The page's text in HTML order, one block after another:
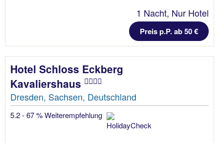
1 Nacht, Nur Hotel
Preis p.P. ab 50 €
Hotel Schloss Eckberg
Kavaliershaus
Dresden, Sachsen, Deutschland
5.2 - 67 % Weiterempfehlung